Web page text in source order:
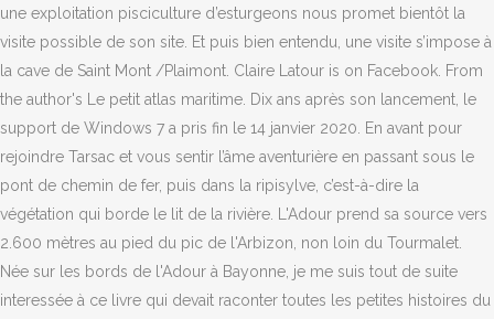
une exploitation pisciculture d’esturgeons nous promet bientôt la
visite possible de son site. Et puis bien entendu, une visite s’impose à
la cave de Saint Mont /Plaimont. Claire Latour is on Facebook. From
the author's Le petit atlas maritime. Dix ans après son lancement, le
support de Windows 7 a pris fin le 14 janvier 2020. En avant pour
rejoindre Tarsac et vous sentir l’âme aventurière en passant sous le
pont de chemin de fer, puis dans la ripisylve, c’est-à-dire la
végétation qui borde le lit de la rivière. L'Adour prend sa source vers
2.600 mètres au pied du pic de l'Arbizon, non loin du Tourmalet.
Née sur les bords de l'Adour à Bayonne, je me suis tout de suite
interessée à ce livre qui devait raconter toutes les petites histoires du